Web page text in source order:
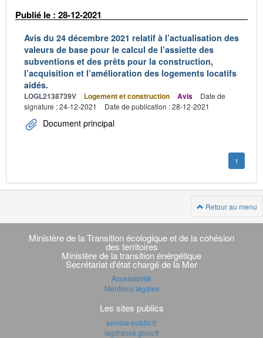
Publié le : 28-12-2021
Avis du 24 décembre 2021 relatif à l’actualisation des
valeurs de base pour le calcul de l’assiette des
subventions et des prêts pour la construction,
l’acquisition et l’amélioration des logements locatifs
aidés.
LOGL2138739V Logement et construction Avis
Date de
signature : 24-12-2021
Date de publication : 28-12-2021
Document principal
1
Retour au menu
Navigation
transverse
Ministère de la Transition écologique et de la cohésion
des territoires
Ministère de la transition énérgétique
Secrétariat d'état chargé de la Mer
Accessibilité
Mentions légales
Les sites publics
service-public.fr
legifrance.gouv.fr